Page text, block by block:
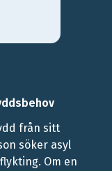
från sitt
söker asyl
Om en